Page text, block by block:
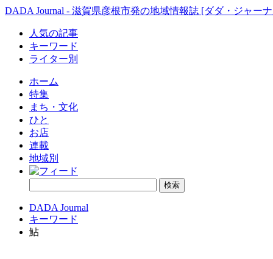
DADA Journal - 滋賀県彦根市発の地域情報誌 [ダダ・ジャー
人気の記事
キーワード
ライター別
ホーム
特集
まち・文化
ひと
お店
連載
地域別
DADA Journal
キーワード
鮎